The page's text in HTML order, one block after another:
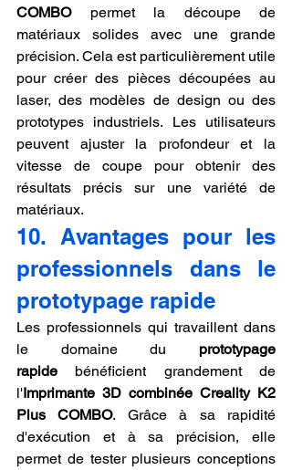
COMBO permet la découpe de
matériaux solides avec une grande
précision. Cela est particulièrement utile
pour créer des pièces découpées au
laser, des modèles de design ou des
prototypes industriels. Les utilisateurs
peuvent ajuster la profondeur et la
vitesse de coupe pour obtenir des
résultats précis sur une variété de
matériaux.
10. Avantages pour les
professionnels dans le
prototypage rapide
Les professionnels qui travaillent dans
le domaine du prototypage
rapide bénéficient grandement de
l'Imprimante 3D combinée Creality K2
Plus COMBO. Grâce à sa rapidité
d'exécution et à sa précision, elle
permet de tester plusieurs conceptions